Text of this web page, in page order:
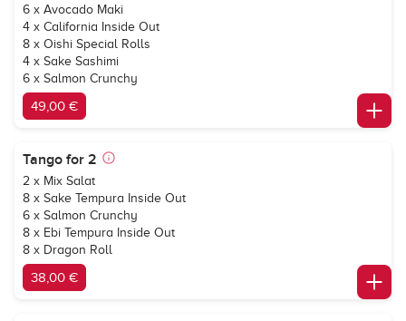
6 x Avocado Maki
4 x California Inside Out
8 x Oishi Special Rolls
4 x Sake Sashimi
6 x Salmon Crunchy
49,00 €
Tango for 2
2 x Mix Salat
8 x Sake Tempura Inside Out
6 x Salmon Crunchy
8 x Ebi Tempura Inside Out
8 x Dragon Roll
38,00 €